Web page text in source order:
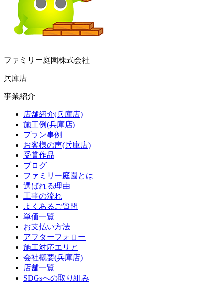
ファミリー庭園株式会社
兵庫店
事業紹介
店舗紹介(兵庫店)
施工例(兵庫店)
プラン事例
お客様の声(兵庫店)
受賞作品
ブログ
ファミリー庭園とは
選ばれる理由
工事の流れ
よくあるご質問
単価一覧
お支払い方法
アフターフォロー
施工対応エリア
会社概要(兵庫店)
店舗一覧
SDGsへの取り組み